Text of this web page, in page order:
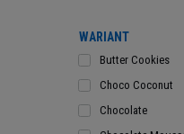
WARIANT
Butter Cookies
Choco Coconut
Chocolate